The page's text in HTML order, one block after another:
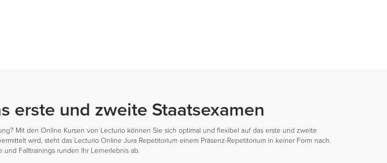
erste und zweite Staatsexamen
Mit den Online Kursen von Lecturio können Sie sich optimal und flexibel auf das erste und zweite
wird, steht das Lecturio Online Jura Repetitorium einem Präsenz-Repetitorium in keiner Form nach.
und Falltrainings runden Ihr Lernerlebnis ab.